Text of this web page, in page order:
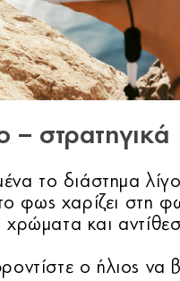
– στρατηγικά
το διάστημα
φως χαρίζει στη
και
ο ήλιος να